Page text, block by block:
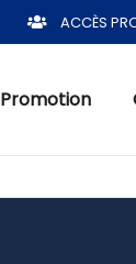
ACCÈS
Promotion